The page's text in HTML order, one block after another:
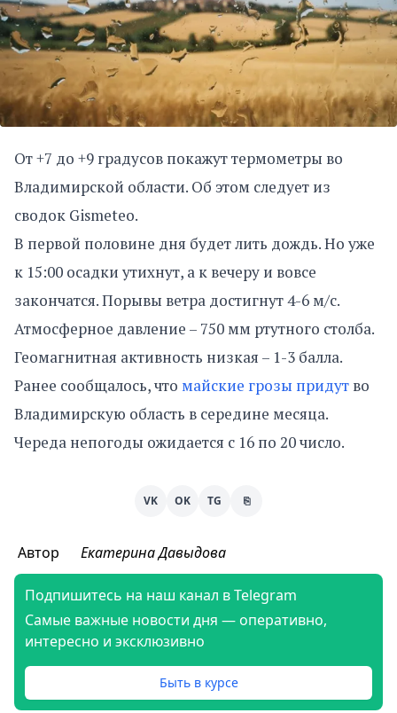
От +7 до +9 градусов покажут термометры во
Владимирской области. Об этом следует из
сводок Gismeteo.
В первой половине дня будет лить дождь. Но уже
к 15:00 осадки утихнут, а к вечеру и вовсе
закончатся. Порывы ветра достигнут 4-6 м/с.
Атмосферное давление – 750 мм ртутного столба.
Геомагнитная активность низкая – 1-3 балла.
Ранее сообщалось, что майские грозы придут во
Владимирскую область в середине месяца.
Череда непогоды ожидается с 16 по 20 число.
VK OK TG ⎘
Автор Екатерина Давыдова
Подпишитесь на наш канал в Telegram
Самые важные новости дня — оперативно,
интересно и эксклюзивно
Быть в курсе